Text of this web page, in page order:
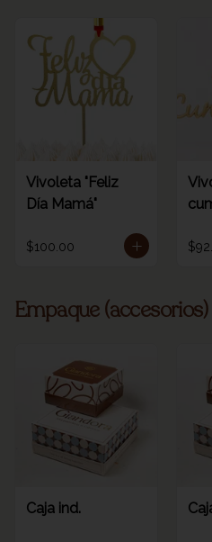
Vivoleta "Feliz
Día Mamá"
$100.00
Empaque (accesorios)
Caja ind.